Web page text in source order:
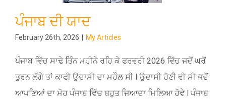
ਪੰਜਾਬ ਦੀ ਯਾਦ
February 26th, 2026 My Articles
ਪੰਜਾਬ ਵਿੱਚ ਸਾਢੇ ਤਿੰਨ ਮਹੀਨੇ ਰਹਿ ਕੇ ਫਰਵਰੀ 2026 ਵਿੱਚ ਜਦੋਂ ਘਰੋਂ
ਤੁਰਨ ਲੱਗੇ ਤਾਂ ਕਾਫੀ ਉਦਾਸੀ ਦਾ ਮਹੌਲ ਸੀ l ਉਦਾਸੀ ਹੋਣੀ ਵੀ ਸੀ ਜਦੋਂ
ਆਪਣਿਆਂ ਦਾ ਮੋਹ ਪੰਜਾਬ ਵਿੱਚ ਬਹੁਤ ਜਿਆਦਾ ਮਿਲਿਆ ਹੋਵੇ l ਪੰਜਾਬ